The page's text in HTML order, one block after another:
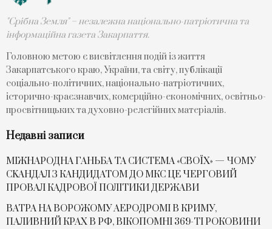
"Срібна Земля" – незалежна національно-патріотична та
інформаційна газета Закарпаття.
Головною метою є висвітлення подій із життя
Закарпатського краю, України, та світу, публікації
соціально-політичних, національно-патріотичних,
історично-краєзнавчих, комерційно-економічних, освітньо-
просвітницьких та духовно-релегійних матеріалів.
Недавні записи
МІЖНАРОДНА ГАНЬБА ТА СИСТЕМА «СВОЇХ» — ЧОМУ
СKАНДАЛ З КАНДИДАТОМ ДО МКС ЦЕ ЧЕРГОВИЙ
ПРОВАЛ КАДРОВОЇ ПОЛІТИКИ ДЕРЖАВИ
ВАТРА НА ВОРОЖОМУ АЕРОДРОМІ В КРИМУ,
ПАЛИВНИЙ КРАХ В РФ, ВІКОПОМНІ 369-ТІ РОКОВИНИ